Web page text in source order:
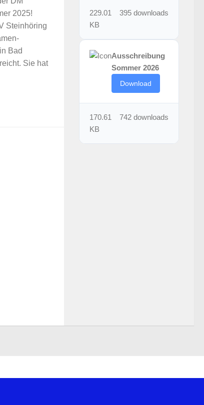
2025!
Steinhöring
Bad
Sie hat
395 downloads
229.01
KB
Ausschreibung
Sommer 2026
Download
742 downloads
170.61
KB